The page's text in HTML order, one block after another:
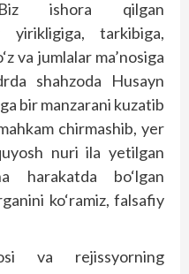
ishora qilgan
yirikligiga, tarkibiga,
va jumlalar ma’nosiga
shahzoda Husayn
bir manzarani kuzatib
chirmashib, yer
nuri ila yetilgan
harakatda bo‘lgan
ko‘ramiz, falsafiy
va rejissyorning